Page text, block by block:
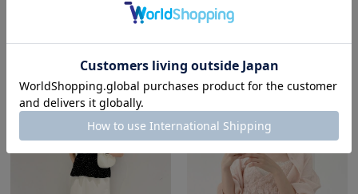
ルクア大阪店
161cm